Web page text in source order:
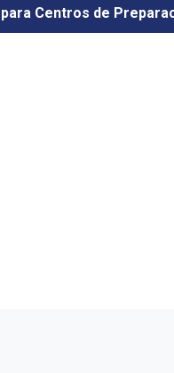
Centros de